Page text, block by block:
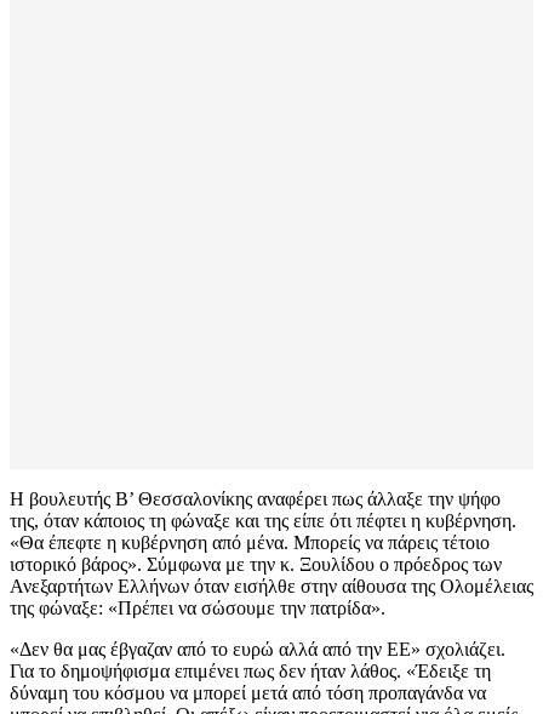
Η βουλευτής Β’ Θεσσαλονίκης αναφέρει πως άλλαξε την ψήφο
της, όταν κάποιος τη φώναξε και της είπε ότι πέφτει η κυβέρνηση.
«Θα έπεφτε η κυβέρνηση από μένα. Μπορείς να πάρεις τέτοιο
ιστορικό βάρος». Σύμφωνα με την κ. Ξουλίδου ο πρόεδρος των
Ανεξαρτήτων Ελλήνων όταν εισήλθε στην αίθουσα της Ολομέλειας
της φώναξε: «Πρέπει να σώσουμε την πατρίδα».
«Δεν θα μας έβγαζαν από το ευρώ αλλά από την ΕΕ» σχολιάζει.
Για το δημοψήφισμα επιμένει πως δεν ήταν λάθος. «Έδειξε τη
δύναμη του κόσμου να μπορεί μετά από τόση προπαγάνδα να